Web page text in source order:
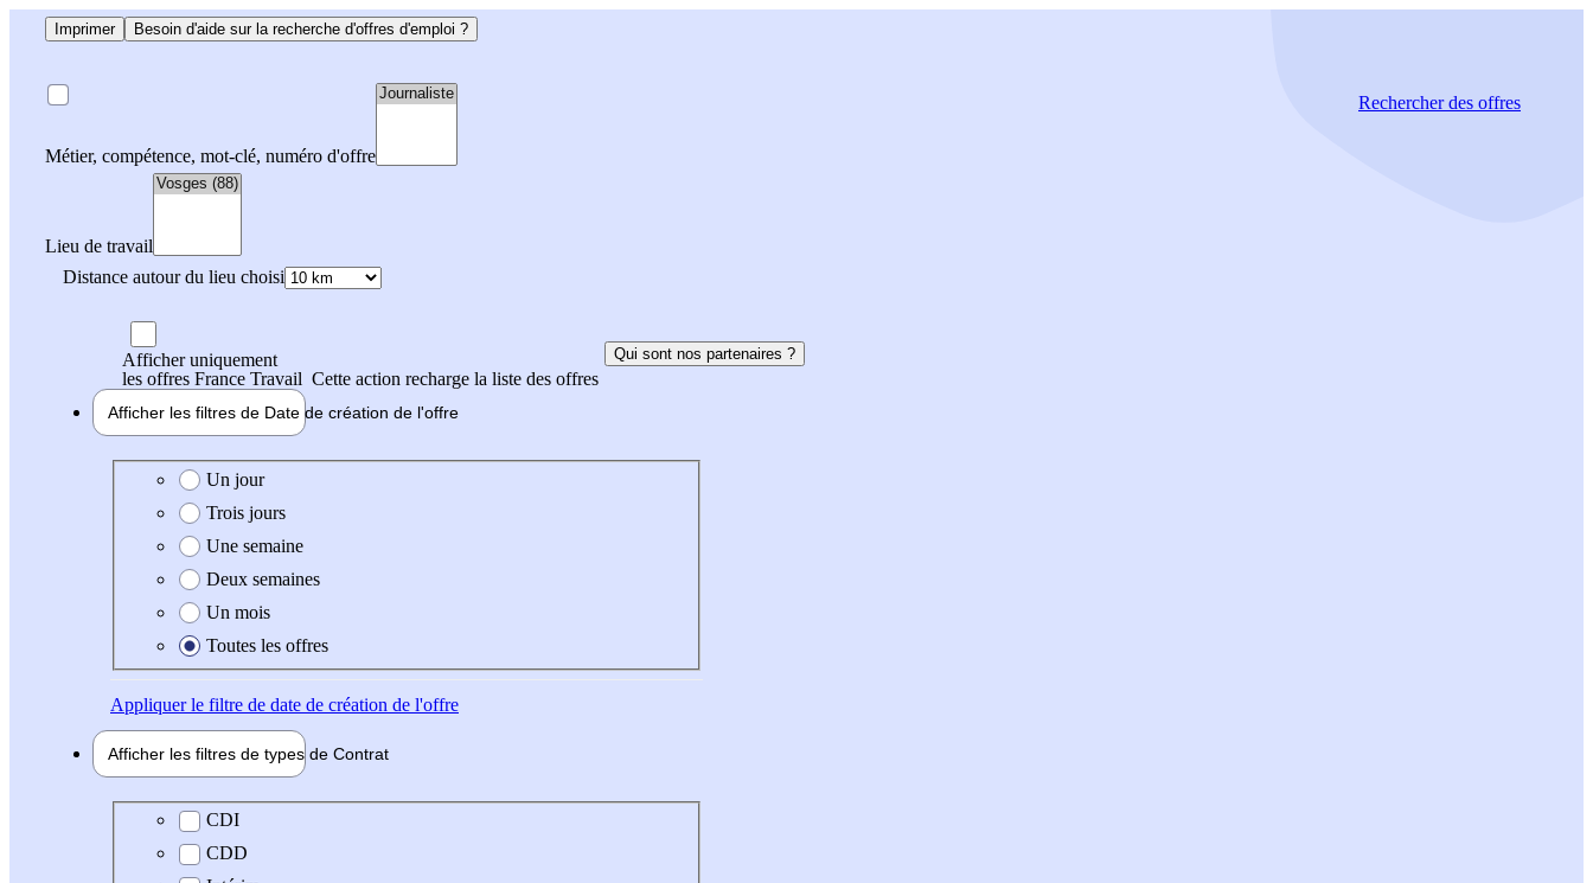
Imprimer Besoin d'aide sur la recherche d'offres d'emploi ?
Métier, compétence, mot-clé, numéro d'offre
Lieu de travail
Distance autour du lieu choisi
Rechercherdes offres
Afficher uniquement
les offres France Travail Cette action recharge la liste des offres
Qui sont nos partenaires ?
Afficher les filtres de Date de création de l'offre
Date de création de l'offre
Un jour
Trois jours
Une semaine
Deux semaines
Un mois
Toutes les offres
Appliquerle filtre de date de création de l'offre
Afficher les filtres de types de Contrat
Type de contrat
CDI
CDD